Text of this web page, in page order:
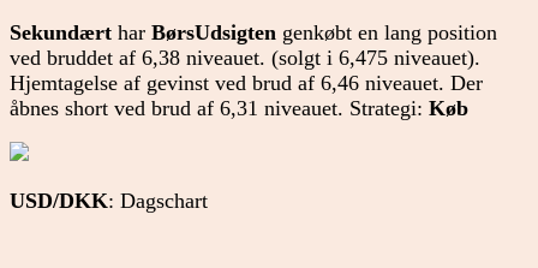
Sekundært har BørsUdsigten genkøbt en lang position
ved bruddet af 6,38 niveauet. (solgt i 6,475 niveauet).
Hjemtagelse af gevinst ved brud af 6,46 niveauet. Der
åbnes short ved brud af 6,31 niveauet. Strategi: Køb
USD/DKK: Dagschart